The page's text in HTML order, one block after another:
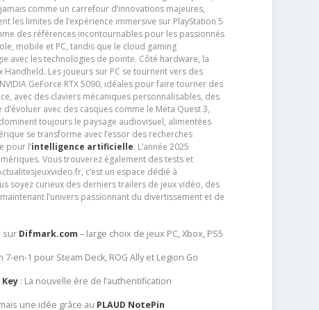
comme un carrefour d’innovations majeures,
les limites de l’expérience immersive sur PlayStation 5
des références incontournables pour les passionnés
mobile et PC, tandis que le cloud gaming
avec les technologies de pointe. Côté hardware, la
Les joueurs sur PC se tournent vers des
GeForce RTX 5090, idéales pour faire tourner des
avec des claviers mécaniques personnalisables, des
avec des casques comme le Meta Quest 3,
toujours le paysage audiovisuel, alimentées
se transforme avec l’essor des recherches
pour l’intelligence artificielle. L’année 2025
Vous trouverez également des tests et
c’est un espace dédié à
soyez curieux des derniers trailers de jeux vidéo, des
l’univers passionnant du divertissement et de
sur Difmark.com – large choix de jeux PC, Xbox, PS5
7-en-1 pour Steam Deck, ROG Ally et Legion Go
Key : La nouvelle ère de l’authentification
une idée grâce au PLAUD NotePin